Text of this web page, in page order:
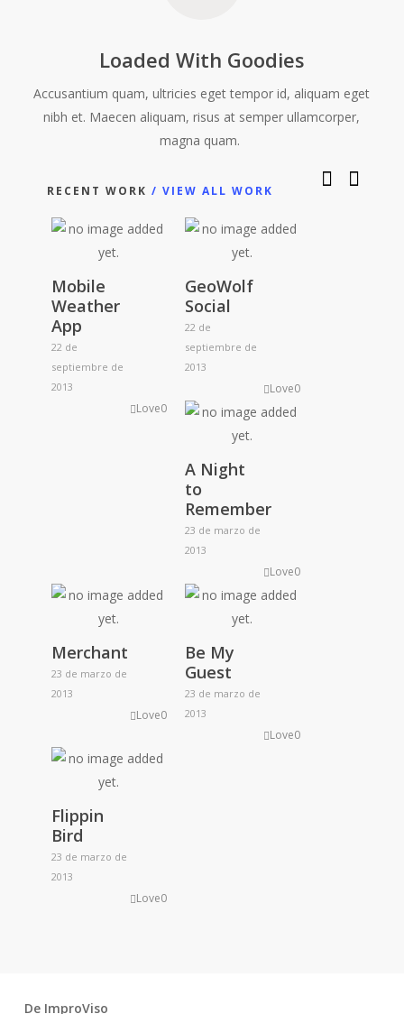
Loaded With Goodies
Accusantium quam, ultricies eget tempor id, aliquam eget
nibh et. Maecen aliquam, risus at semper ullamcorper,
magna quam.
RECENT WORK / VIEW ALL WORK
Mobile
Weather
App
22 de
septiembre de
2013
Love0
GeoWolf
Social
22 de
septiembre de
2013
Love0
A Night
to
Remember
23 de marzo de
2013
Love0
Merchant
23 de marzo de
2013
Love0
Be My
Guest
23 de marzo de
2013
Love0
Flippin
Bird
23 de marzo de
2013
Love0
De ImproViso